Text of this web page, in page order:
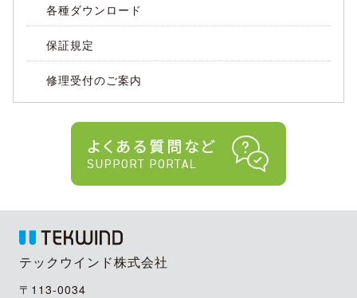
各種ダウンロード
保証規定
修理受付のご案内
テックウインド株式会社
〒113-0034